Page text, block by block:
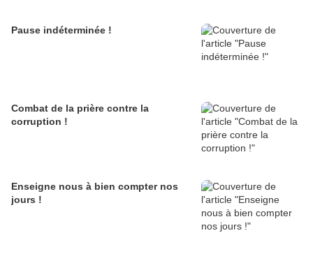
Pause indéterminée !
Combat de la prière contre la
corruption !
Enseigne nous à bien compter nos
jours !